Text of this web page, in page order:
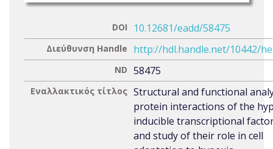
DOI 10.12681/eadd/58475
Διεύθυνση Handle http://hdl.handle.net/10442/
ND 58475
Εναλλακτικός τίτλος Structural and functional
protein interactions of the
inducible transcriptional
and study of their role in cell